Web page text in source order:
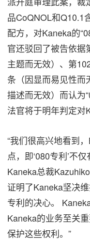
品CoQNOL和Q10.1
配方，对Kaneka的
官还驳回了被告依据
主题而无效）、第
条（因显而易见性而
描述而无效）而认为
法官将于明年判定对
“我们很高兴地看到
点，即‘080专利’不
Kaneka总裁
证明了Kaneka坚决
专利的决心。
Kaneka的业务至关
保护这些权利。”